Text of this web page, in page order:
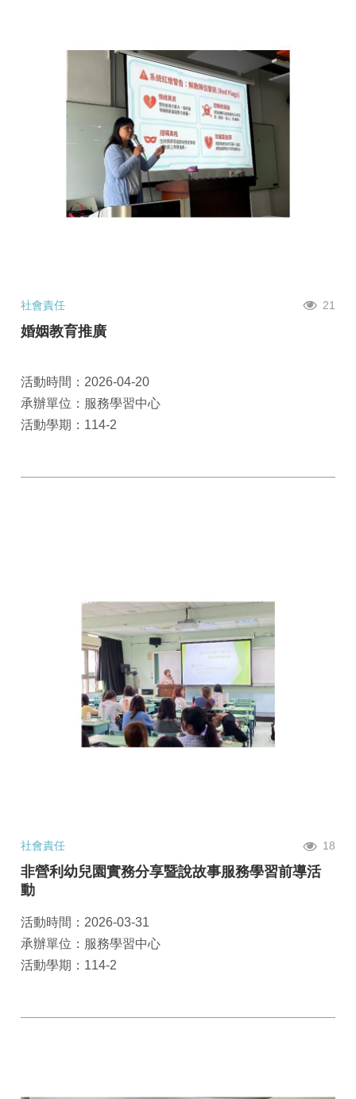
社會責任 21
婚姻教育推廣
活動時間：2026-04-20
承辦單位：服務學習中心
活動學期：114-2
社會責任 18
非營利幼兒園實務分享暨說故事服務學習前導活
動
活動時間：2026-03-31
承辦單位：服務學習中心
活動學期：114-2